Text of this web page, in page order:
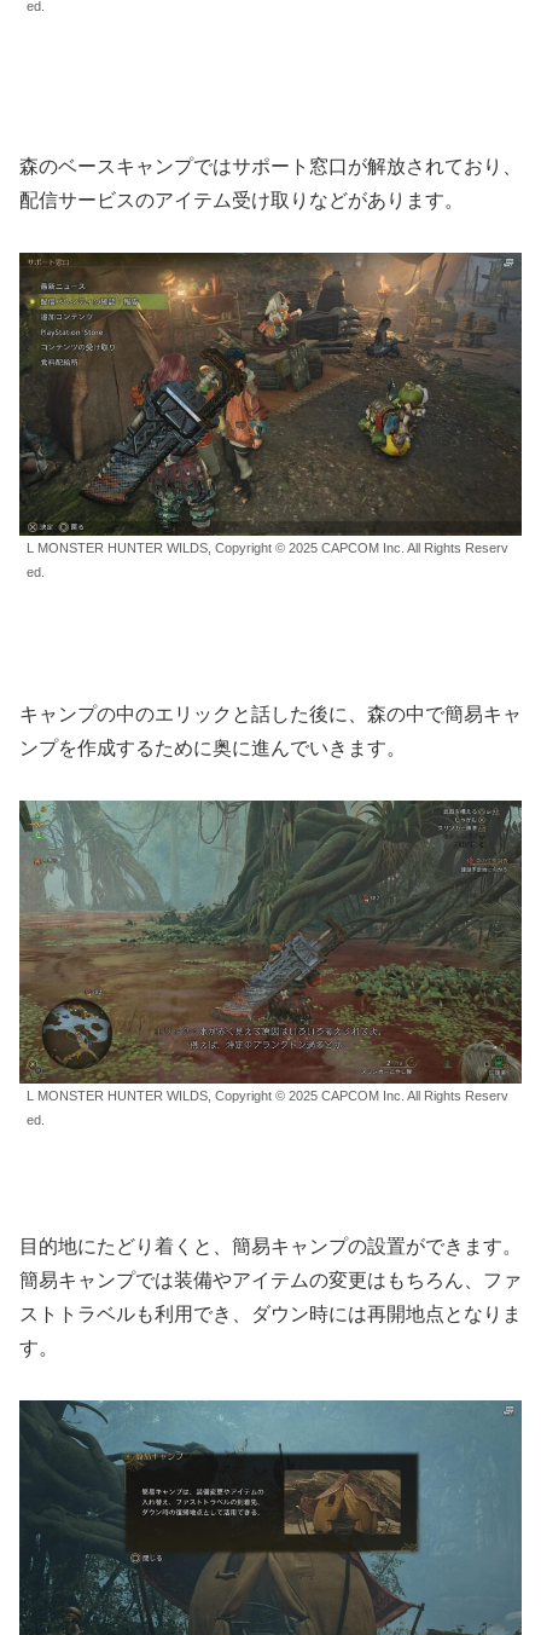
ed.
森のベースキャンプではサポート窓口が解放されており、
配信サービスのアイテム受け取りなどがあります。
L MONSTER HUNTER WILDS, Copyright © 2025 CAPCOM Inc. All Rights Reserv
ed.
キャンプの中のエリックと話した後に、森の中で簡易キャ
ンプを作成するために奥に進んでいきます。
L MONSTER HUNTER WILDS, Copyright © 2025 CAPCOM Inc. All Rights Reserv
ed.
目的地にたどり着くと、簡易キャンプの設置ができます。
簡易キャンプでは装備やアイテムの変更はもちろん、ファ
ストトラベルも利用でき、ダウン時には再開地点となりま
す。